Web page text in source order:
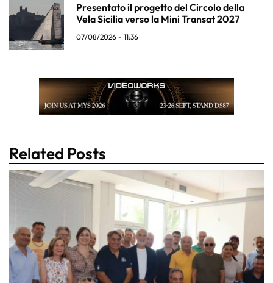
Presentato il progetto del Circolo della
Vela Sicilia verso la Mini Transat 2027
07/08/2026 - 11:36
Related Posts